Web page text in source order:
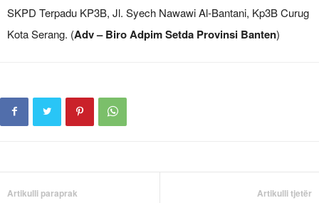
SKPD Terpadu KP3B, Jl. Syech Nawawi Al-Bantani, Kp3B Curug
Kota Serang. (Adv – Biro Adpim Setda Provinsi Banten)
Artikulli paraprak Artikulli tjetër